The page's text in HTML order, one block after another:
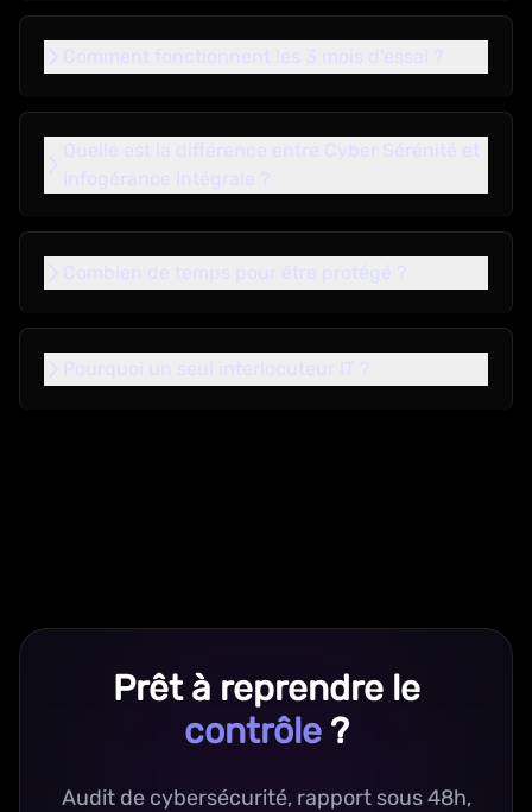
Prêt à reprendre le
contrôle?
Audit de cybersécurité, rapport sous 48h,